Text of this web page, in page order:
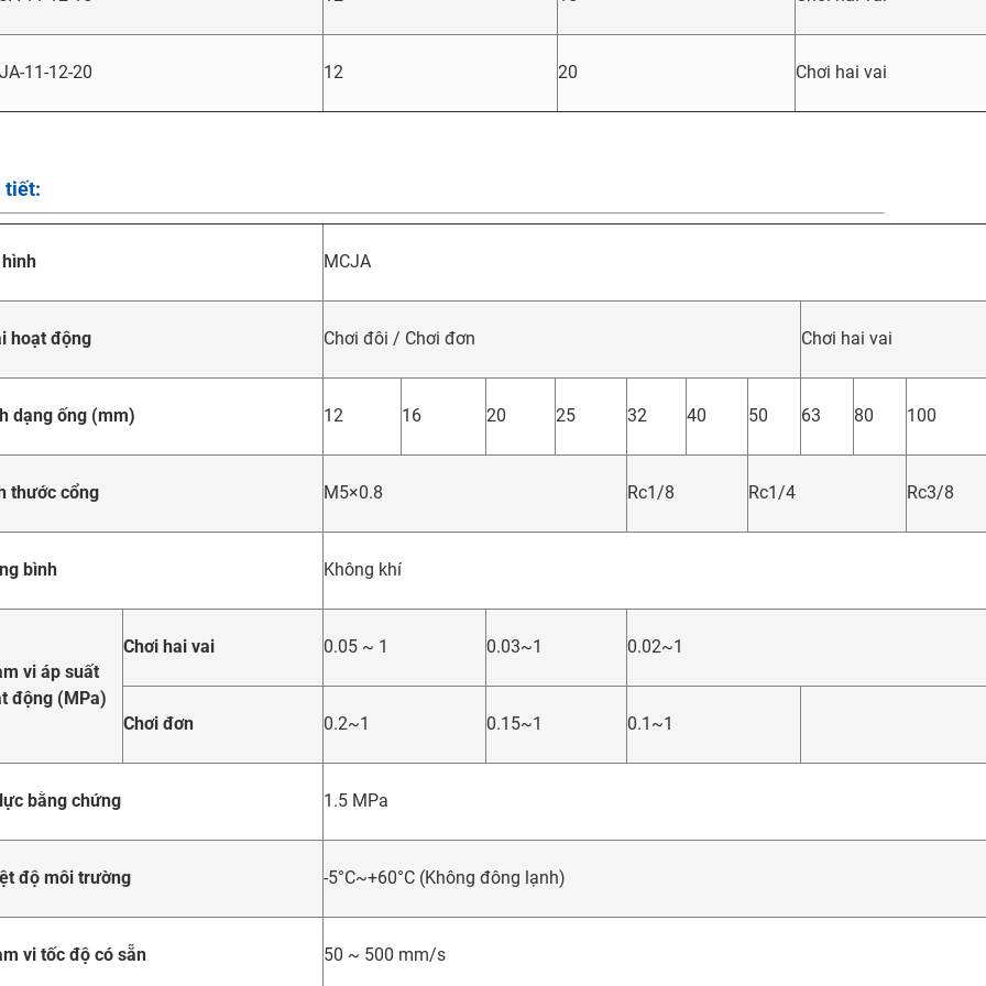
11-12-20 12 20 Chơi hai vai
tiết:
MCJA
hoạt động Chơi đôi / Chơi đơn Chơi hai vai
dạng ống (mm) 12 16 20 25 32 40 50 63 80 100
thước cổng M5×0.8 Rc1/8 Rc1/4 Rc3/8
bình Không khí
vi áp suất
động (MPa)
Chơi hai vai 0.05 ~ 1 0.03~1 0.02~1
Chơi đơn 0.2~1 0.15~1 0.1~1
bằng chứng 1.5 MPa
độ môi trường -5°C~+60°C (Không đông lạnh)
vi tốc độ có sẵn 50 ~ 500 mm/s